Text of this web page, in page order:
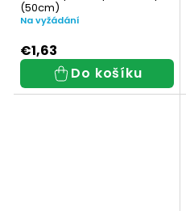
(50cm)
Na vyžádání
€1,63
Do košíku